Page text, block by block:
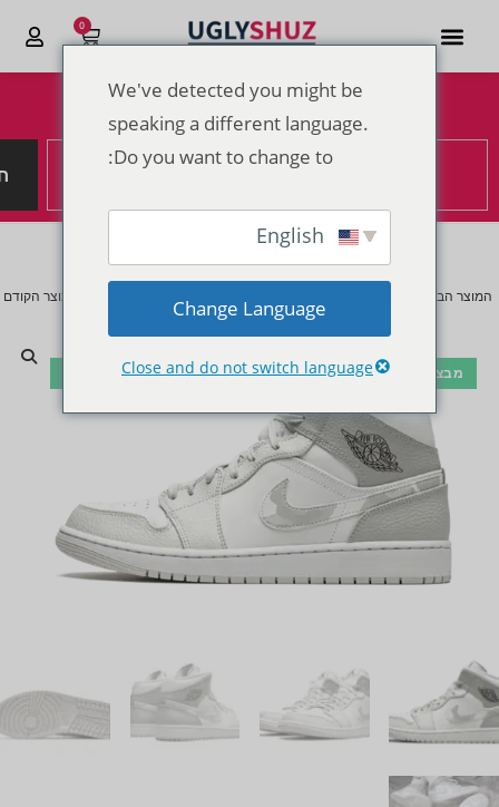
0
הנחות מטורפות לקראת סוף 2025
מבצע!
המוצר הקודם המוצר הבא
We've detected you might be
speaking a different language.
Do you want to change to:
Change Language
Close and do not switch language